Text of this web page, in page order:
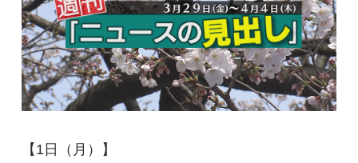
【1日（月）】